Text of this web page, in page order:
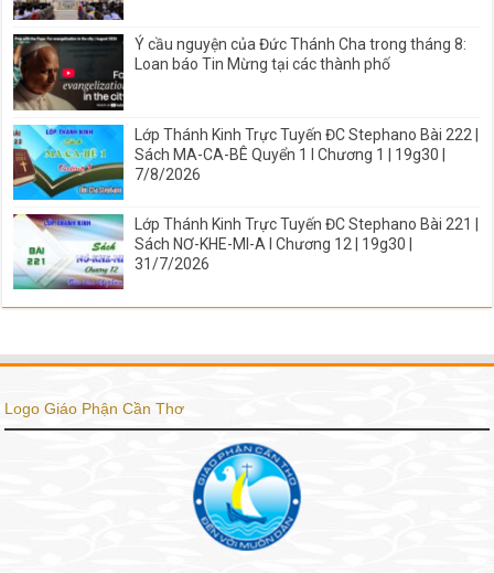
Ý cầu nguyện của Đức Thánh Cha trong tháng 8:
Loan báo Tin Mừng tại các thành phố
Lớp Thánh Kinh Trực Tuyến ĐC Stephano Bài 222 |
Sách MA-CA-BÊ Quyển 1 I Chương 1 | 19g30 |
7/8/2026
Lớp Thánh Kinh Trực Tuyến ĐC Stephano Bài 221 |
Sách NƠ-KHE-MI-A I Chương 12 | 19g30 |
31/7/2026
Logo Giáo Phận Cần Thơ